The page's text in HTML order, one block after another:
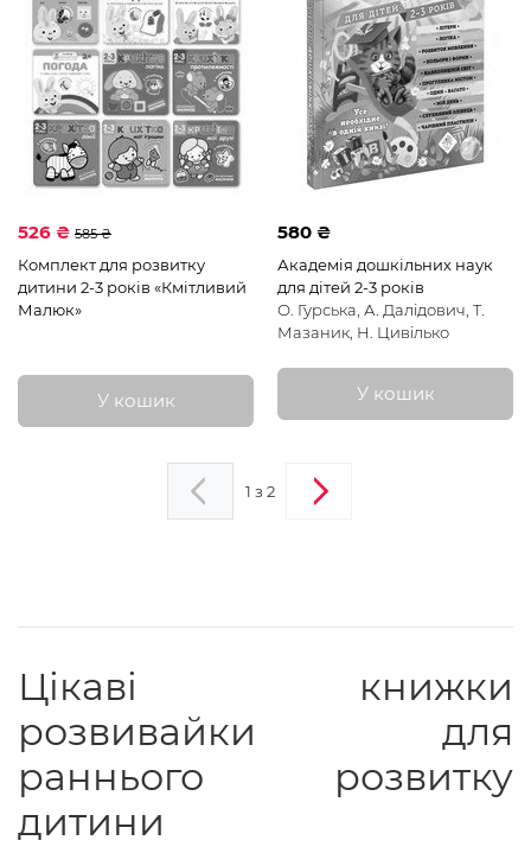
526 ₴ 585 ₴
Комплект для розвитку
дитини 2-3 років «Кмітливий
Малюк»
У кошик
580 ₴
Академія дошкільних наук
для дітей 2-3 років
О. Гурська, А. Далідович, Т.
Мазаник, Н. Цивілько
У кошик
1 з 2
Цікаві книжки
розвивайки для
раннього розвитку
дитини